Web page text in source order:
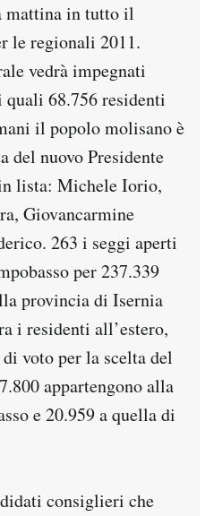
mattina in tutto il
le regionali 2011.
vedrà impegnati
68.756 residenti
il popolo molisano è
del nuovo Presidente
lista: Michele Iorio,
Giovancarmine
263 i seggi aperti
per 237.339
provincia di Isernia
i residenti all’estero,
voto per la scelta del
appartengono alla
e 20.959 a quella di
consiglieri che